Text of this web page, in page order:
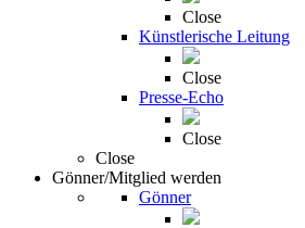
Close
Künstlerische Leitung
Close
Presse-Echo
Close
Close
Gönner/Mitglied werden
Gönner